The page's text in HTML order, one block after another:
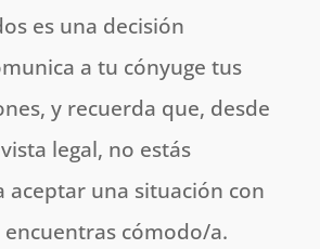
es una decisión
a tu cónyuge tus
y recuerda que, desde
legal, no estás
aceptar una situación con
cómodo/a.